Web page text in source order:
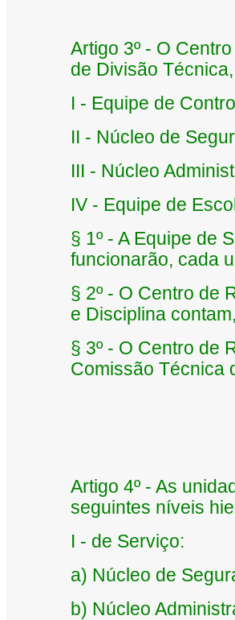
Artigo 3º - O
de Divisão
I - Equipe de
II - Núcleo de
III - Núcleo
IV - Equipe de
§ 1º - A Equipe de
funcionarão, cada
§ 2º - O Centro de
e Disciplina
§ 3º - O Centro de
Comissão Técnica
Artigo 4º - As
seguintes níveis
I - de Serviço:
a) Núcleo de
b) Núcleo